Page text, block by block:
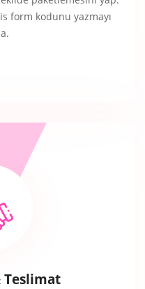
form kodunu yazmayı
Teslimat